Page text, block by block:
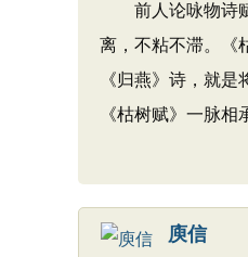
前人论咏物诗赋
离，不粘不滞。《
《归燕》诗，就是
《枯树赋》一脉相
庾信